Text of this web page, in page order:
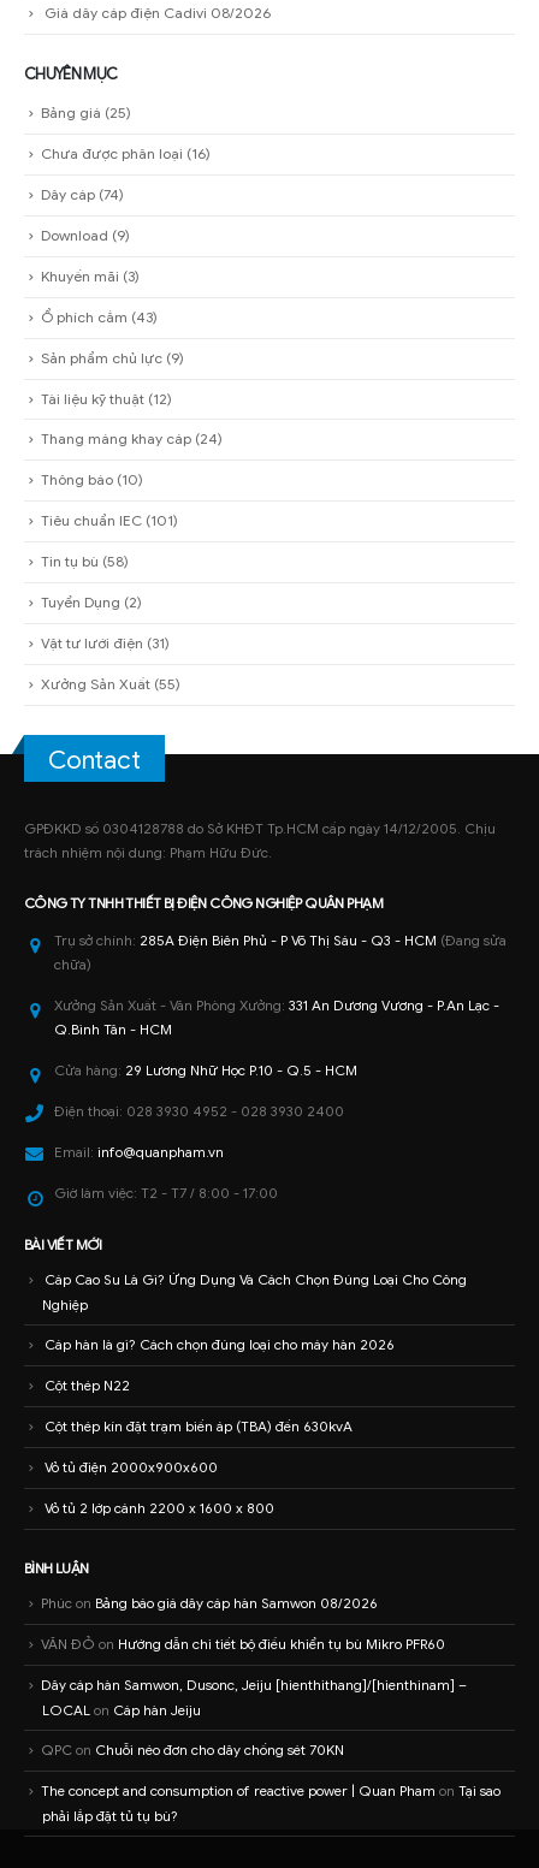
Giá dây cáp điện Cadivi 08/2026
CHUYÊN MỤC
Bảng giá (25)
Chưa được phân loại (16)
Dây cáp (74)
Download (9)
Khuyến mãi (3)
Ổ phích cắm (43)
Sản phẩm chủ lực (9)
Tài liệu kỹ thuật (12)
Thang máng khay cáp (24)
Thông báo (10)
Tiêu chuẩn IEC (101)
Tin tụ bù (58)
Tuyển Dụng (2)
Vật tư lưới điện (31)
Xưởng Sản Xuất (55)
Contact
GPĐKKD số 0304128788 do Sở KHĐT Tp.HCM cấp ngày 14/12/2005. Chịu
trách nhiệm nội dung: Phạm Hữu Đức.
CÔNG TY TNHHTHIẾT BỊ ĐIỆN CÔNG NGHIỆPQUÂN PHẠM
Trụ sở chính: 285A Điện Biên Phủ - P Võ Thị Sáu - Q3 - HCM (Đang sửa
chữa)
Xưởng Sản Xuất - Văn Phòng Xưởng: 331 An Dương Vương - P.An Lạc -
Q.Bình Tân - HCM
Cửa hàng: 29 Lương Nhữ Học P.10 - Q.5 - HCM
Điện thoại: 028 3930 4952 - 028 3930 2400
Email: info@quanpham.vn
Giờ làm việc: T2 - T7 / 8:00 - 17:00
BÀI VIẾT MỚI
Cáp Cao Su Là Gì? Ứng Dụng Và Cách Chọn Đúng Loại Cho Công
Nghiệp
Cáp hàn là gì? Cách chọn đúng loại cho máy hàn 2026
Cột thép N22
Cột thép kín đặt trạm biến áp (TBA) đến 630kvA
Vỏ tủ điện 2000x900x600
Vỏ tủ 2 lớp cánh 2200 x 1600 x 800
BÌNH LUẬN
Phúc on Bảng báo giá dây cáp hàn Samwon 08/2026
VĂN ĐỎ on Hướng dẫn chi tiết bộ điều khiển tụ bù Mikro PFR60
Dây cáp hàn Samwon, Dusonc, Jeiju [hienthithang]/[hienthinam] –
LOCAL on Cáp hàn Jeiju
QPC on Chuỗi néo đơn cho dây chống sét 70KN
The concept and consumption of reactive power | Quan Pham on Tại sao
phải lắp đặt tủ tụ bù?